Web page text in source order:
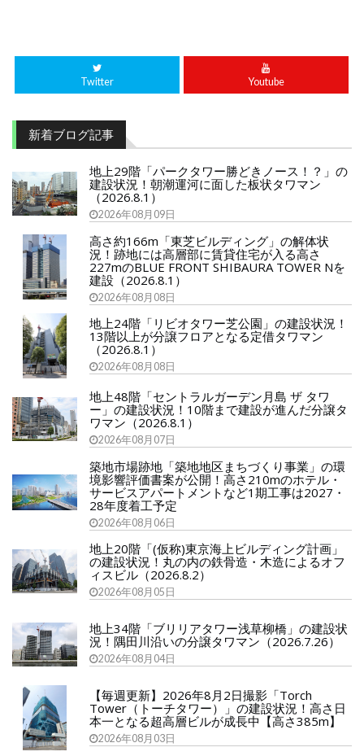
Twitter Youtube
新着ブログ記事
地上29階「パークタワー勝どきノース！？」の
建設状況！朝潮運河に面した板状タワマン
（2026.8.1）
2026年08月09日
高さ約166m「東芝ビルディング」の解体状
況！跡地には高層部に賃貸住宅が入る高さ
227mのBLUE FRONT SHIBAURA TOWER Nを
建設（2026.8.1）
2026年08月08日
地上24階「リビオタワー芝公園」の建設状況！
13階以上が分譲フロアとなる定借タワマン
（2026.8.1）
2026年08月08日
地上48階「セントラルガーデン月島 ザ タワ
ー」の建設状況！10階まで建設が進んだ分譲タ
ワマン（2026.8.1）
2026年08月07日
築地市場跡地「築地地区まちづくり事業」の環
境影響評価書案が公開！高さ210mのホテル・
サービスアパートメントなど1期工事は2027・
28年度着工予定
2026年08月06日
地上20階「(仮称)東京海上ビルディング計画」
の建設状況！丸の内の鉄骨造・木造によるオフ
ィスビル（2026.8.2）
2026年08月05日
地上34階「ブリリアタワー浅草柳橋」の建設状
況！隅田川沿いの分譲タワマン（2026.7.26）
2026年08月04日
【毎週更新】2026年8月2日撮影「Torch
Tower（トーチタワー）」の建設状況！高さ日
本一となる超高層ビルが成長中【高さ385m】
2026年08月03日